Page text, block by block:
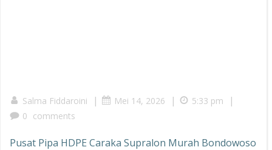
Salma Fiddaroini | Mei 14, 2026 | 5:33 pm |
0 comments
Pusat Pipa HDPE Caraka Supralon Murah Bondowoso